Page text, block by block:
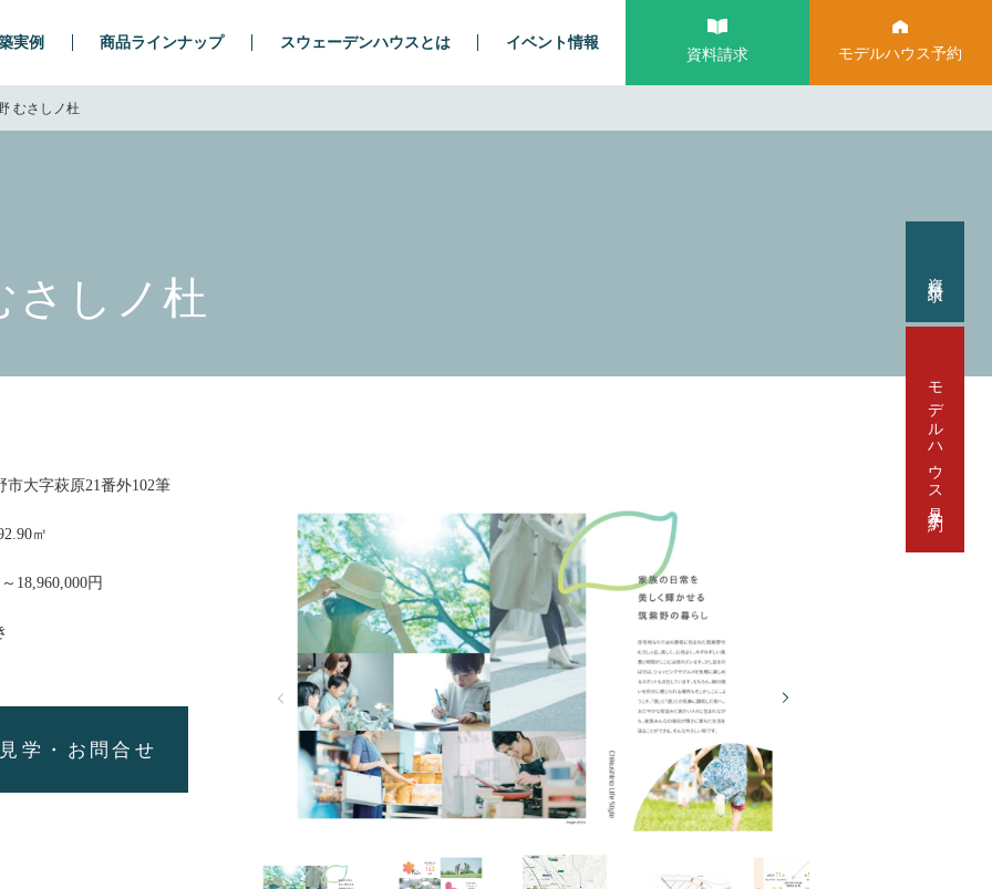
実例 商品ラインナップ スウェーデンハウスとは イベント情報
資料請求 モデルハウス予約
モデルハウス見学予約
むさしノ杜
さしノ杜
市大字萩原21番外102筆
㎡
18,960,000円
見学・お問合せ